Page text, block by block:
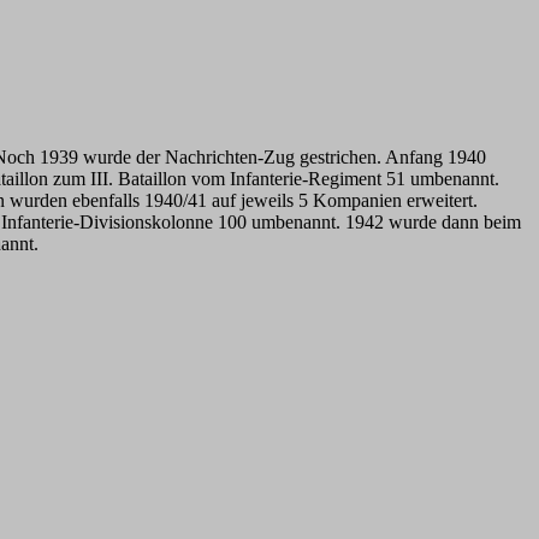
1939 wurde der Nachrichten-Zug gestrichen. Anfang 1940
zum III. Bataillon vom Infanterie-Regiment 51 umbenannt.
ebenfalls 1940/41 auf jeweils 5 Kompanien erweitert.
Divisionskolonne 100 umbenannt. 1942 wurde dann beim